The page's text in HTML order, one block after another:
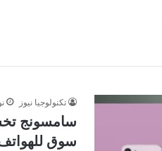
تكنولوجيا نيوز
سامسونج
سوق للهواتف